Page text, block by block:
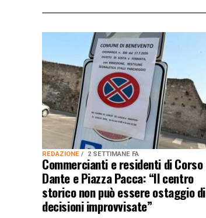
REDAZIONE 2 SETTIMANE FA
Commercianti e residenti di Corso
Dante e Piazza Pacca: “Il centro
storico non può essere ostaggio di
decisioni improvvisate”